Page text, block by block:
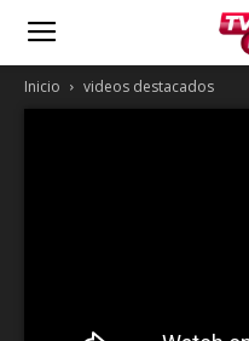
Inicio videos destacados